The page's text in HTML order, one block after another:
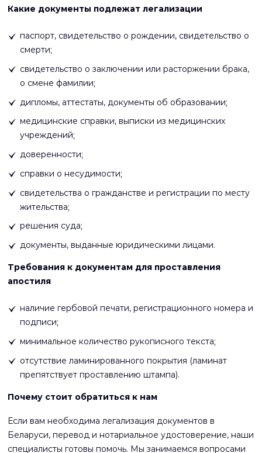
Какие документы подлежат легализации
паспорт, свидетельство о рождении, свидетельство о
смерти;
свидетельство о заключении или расторжении брака,
о смене фамилии;
дипломы, аттестаты, документы об образовании;
медицинские справки, выписки из медицинских
учреждений;
доверенности;
справки о несудимости;
свидетельства о гражданстве и регистрации по месту
жительства;
решения суда;
документы, выданные юридическими лицами.
Требования к документам для проставления
апостиля
наличие гербовой печати, регистрационного номера и
подписи;
минимальное количество рукописного текста;
отсутствие ламинированного покрытия (ламинат
препятствует проставлению штампа).
Почему стоит обратиться к нам
Если вам необходима легализация документов в
Беларуси, перевод и нотариальное удостоверение, наши
специалисты готовы помочь. Мы занимаемся вопросами